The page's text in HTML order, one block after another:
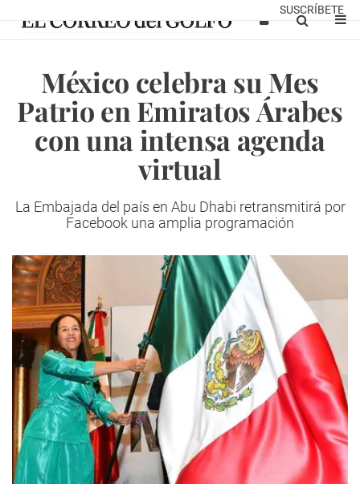
SUSCRÍBETE
México celebra su Mes
Patrio en Emiratos Árabes
con una intensa agenda
virtual
La Embajada del país en Abu Dhabi retransmitirá por
Facebook una amplia programación